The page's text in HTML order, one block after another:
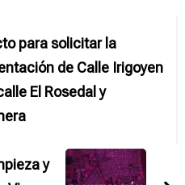
para solicitar la
de Calle Irigoyen
El Rosedal y
y